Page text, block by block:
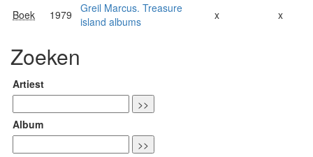
Boek 1979
Greil Marcus. Treasure
island albums
x x
Zoeken
Artiest
Album